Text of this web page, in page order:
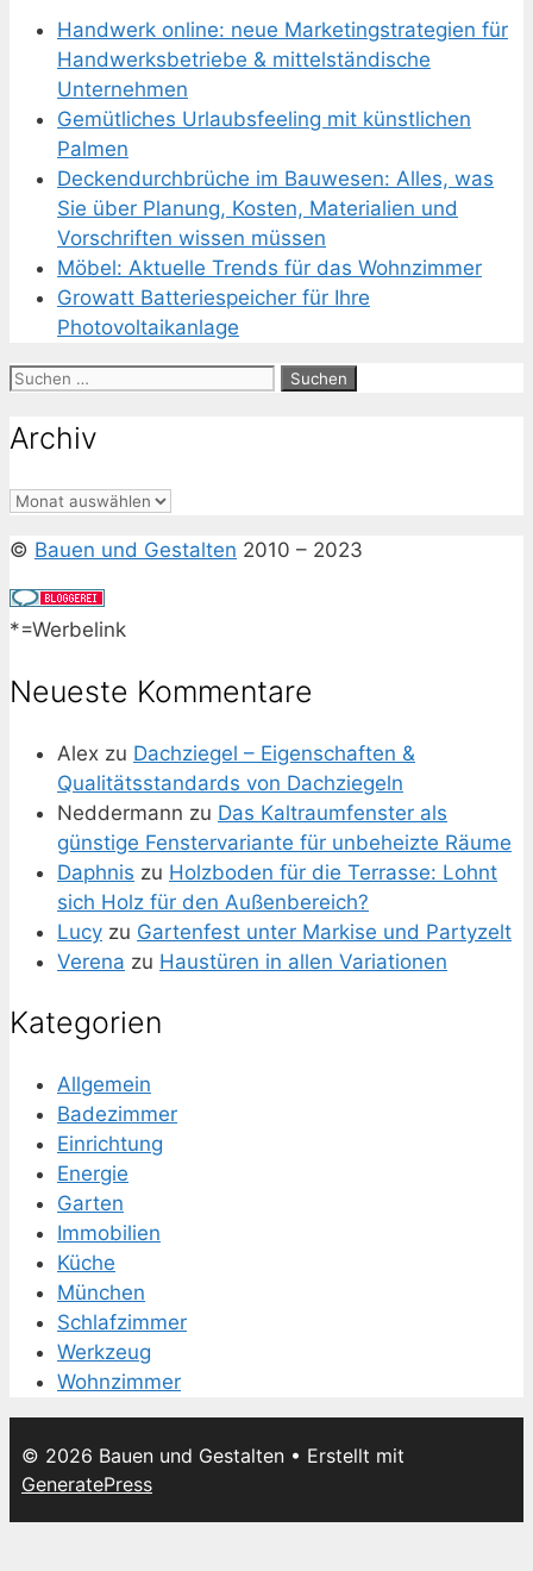
Handwerk online: neue Marketingstrategien für
Handwerksbetriebe & mittelständische
Unternehmen
Gemütliches Urlaubsfeeling mit künstlichen
Palmen
Deckendurchbrüche im Bauwesen: Alles, was
Sie über Planung, Kosten, Materialien und
Vorschriften wissen müssen
Möbel: Aktuelle Trends für das Wohnzimmer
Growatt Batteriespeicher für Ihre
Photovoltaikanlage
Suchen
Archiv
Archiv
© Bauen und Gestalten 2010 – 2023
*=Werbelink
Neueste Kommentare
Alex zu Dachziegel – Eigenschaften &
Qualitätsstandards von Dachziegeln
Neddermann zu Das Kaltraumfenster als
günstige Fenstervariante für unbeheizte Räume
Daphnis zu Holzboden für die Terrasse: Lohnt
sich Holz für den Außenbereich?
Lucy zu Gartenfest unter Markise und Partyzelt
Verena zu Haustüren in allen Variationen
Kategorien
Allgemein
Badezimmer
Einrichtung
Energie
Garten
Immobilien
Küche
München
Schlafzimmer
Werkzeug
Wohnzimmer
© 2026 Bauen und Gestalten • Erstellt mit
GeneratePress